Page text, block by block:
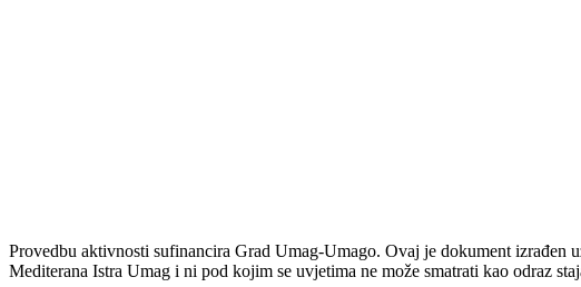
Provedbu aktivnosti sufinancira Grad Umag-Umago. Ovaj je dokument
Mediterana Istra Umag i ni pod kojim se uvjetima ne može smatrati kao odraz